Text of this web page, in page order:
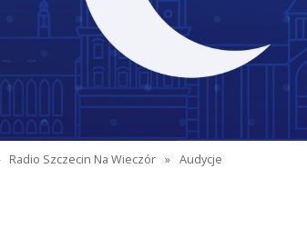
Radio Szczecin Na Wieczór » Audycje